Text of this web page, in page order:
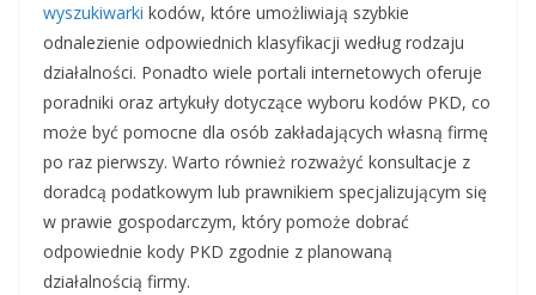
wyszukiwarki kodów, które umożliwiają szybkie
odnalezienie odpowiednich klasyfikacji według rodzaju
działalności. Ponadto wiele portali internetowych oferuje
poradniki oraz artykuły dotyczące wyboru kodów PKD, co
może być pomocne dla osób zakładających własną firmę
po raz pierwszy. Warto również rozważyć konsultacje z
doradcą podatkowym lub prawnikiem specjalizującym się
w prawie gospodarczym, który pomoże dobrać
odpowiednie kody PKD zgodnie z planowaną
działalnością firmy.